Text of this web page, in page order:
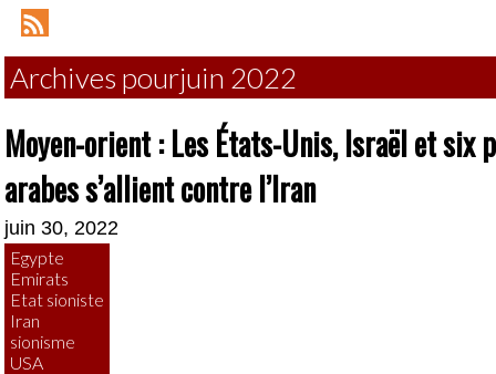
RSS
Feed
Archives pourjuin 2022
Moyen-orient : Les États-Unis, Israël et six
arabes s’allient contre l’Iran
juin 30, 2022
Egypte
Emirats
Etat sioniste
Iran
sionisme
USA